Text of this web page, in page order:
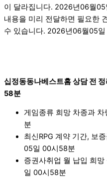
이 달라집니다. 2026년06월
내용을 미리 전달하면 필요한
수 있습니다. 2026년06월05
십정동동나베스트홈 상담 전
58분
게임종류 희망 차종과
분
최신RPG 계약 기간, 보
05일 00시58분
증권사취업 월 납입 희
일 00시58분